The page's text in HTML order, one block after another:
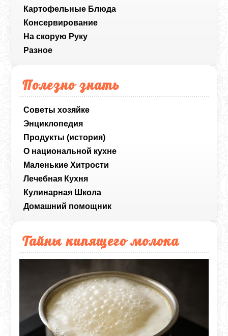
Картофельные Блюда
Консервирование
На скорую Руку
Разное
Полезно знать
Советы хозяйке
Энциклопедия
Продукты (история)
О национальной кухне
Маленькие Хитрости
Лечебная Кухня
Кулинарная Школа
Домашний помощник
Тайны кипящего молока